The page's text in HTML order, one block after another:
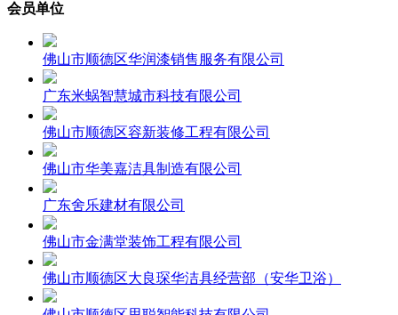
会员单位
佛山市顺德区华润漆销售服务有限公司
广东米蜗智慧城市科技有限公司
佛山市顺德区容新装修工程有限公司
佛山市华美嘉洁具制造有限公司
广东舍乐建材有限公司
佛山市金满堂装饰工程有限公司
佛山市顺德区大良琛华洁具经营部（安华卫浴）